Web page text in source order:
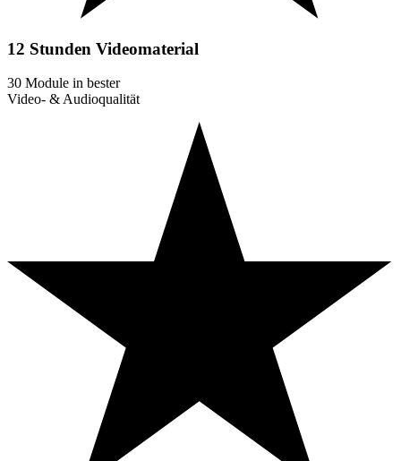
12 Stunden Videomaterial
30 Module in bester
Video- & Audioqualität